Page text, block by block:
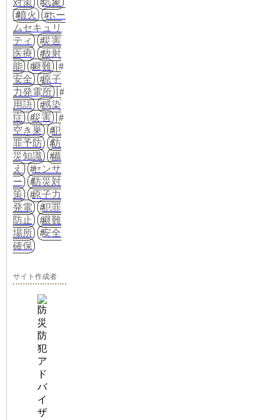
対策
気象
噴火
ホー
ムセキュリ
ティ
災害
医療
放射
能
避難
安全
原子
力発電所
用語
感染
症
災害
空き巣
犯
罪予防
防
災知識
備
え
センサ
ー
防災対
策
原子力
発電
犯罪
防止
避難
場所
安全
確保
サイト作成者